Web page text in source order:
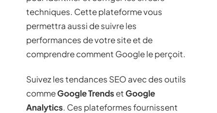
techniques. Cette plateforme vous
permettra aussi de suivre les
performances de votre site et de
comprendre comment Google le perçoit.
Suivez les tendances SEO avec des outils
commeGoogle Trends etGoogle
Analytics. Ces plateformes fournissent